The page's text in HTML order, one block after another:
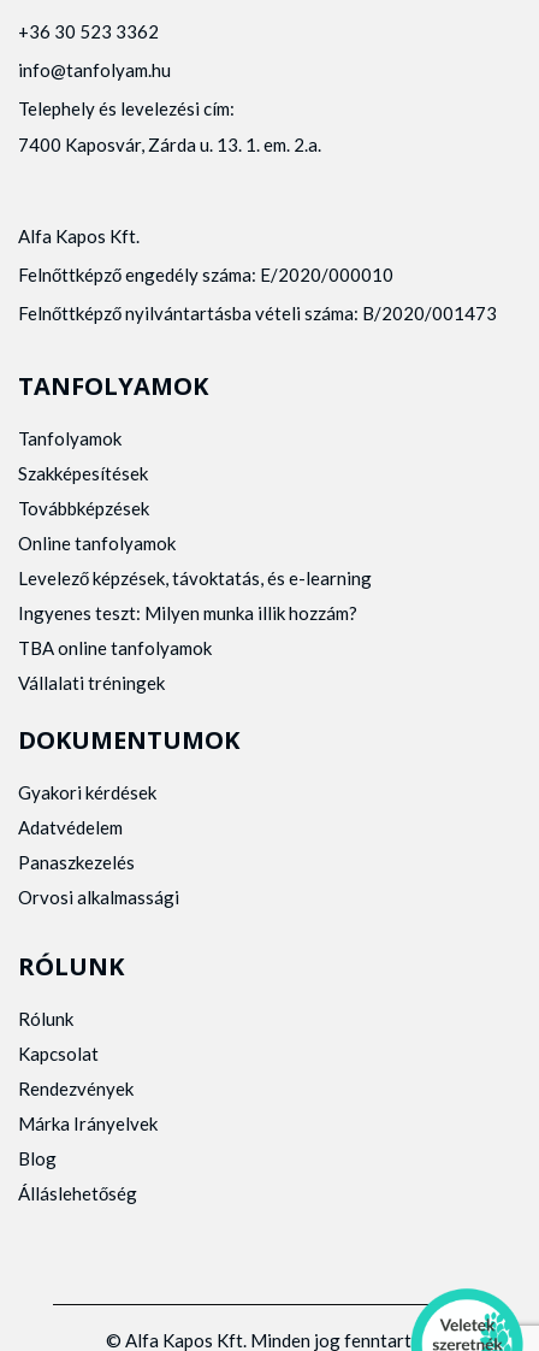
+36 30 523 3362
info@tanfolyam.hu
Telephely és levelezési cím:
7400 Kaposvár, Zárda u. 13. 1. em. 2.a.
Alfa Kapos Kft.
Felnőttképző engedély száma: E/2020/000010
Felnőttképző nyilvántartásba vételi száma: B/2020/001473
TANFOLYAMOK
Tanfolyamok
Szakképesítések
Továbbképzések
Online tanfolyamok
Levelező képzések, távoktatás, és e-learning
Ingyenes teszt: Milyen munka illik hozzám?
TBA online tanfolyamok
Vállalati tréningek
DOKUMENTUMOK
Gyakori kérdések
Adatvédelem
Panaszkezelés
Orvosi alkalmassági
RÓLUNK
Rólunk
Kapcsolat
Rendezvények
Márka Irányelvek
Blog
Álláslehetőség
© Alfa Kapos Kft. Minden jog fenntartva.